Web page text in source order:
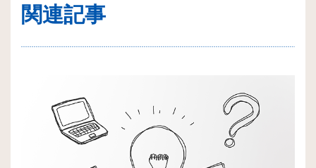
関連記事